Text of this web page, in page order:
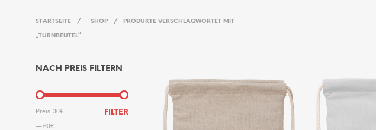
STARTSEITE / SHOP / PRODUKTE VERSCHLAGWORTET MIT
„TURNBEUTEL“
NACH PREIS FILTERN
MIN.
PREIS
MAX.
PREIS
FILTER
Preis:30€
—60€